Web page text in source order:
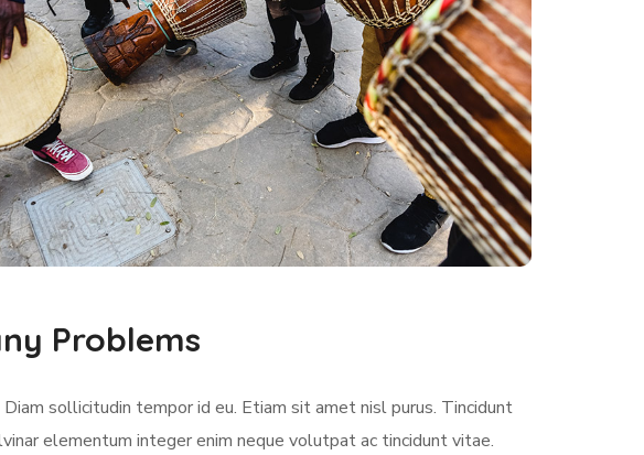
Problems
sollicitudin tempor id eu. Etiam sit amet nisl purus. Tincidunt
elementum integer enim neque volutpat ac tincidunt vitae.